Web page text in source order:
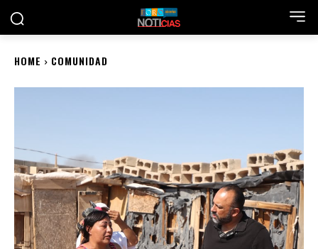
HOME COMUNIDAD